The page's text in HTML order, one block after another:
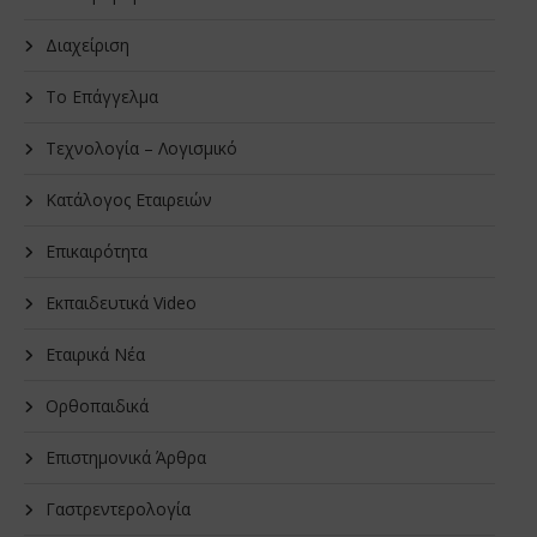
Διαχείριση
Το Επάγγελμα
Τεχνολογία – Λογισμικό
Κατάλογος Εταιρειών
Επικαιρότητα
Εκπαιδευτικά Video
Εταιρικά Νέα
Oρθοπαιδικά
Επιστημονικά Άρθρα
Γαστρεντερολογία